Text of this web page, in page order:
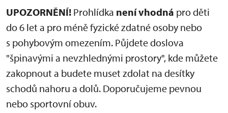
UPOZORNĚNÍ! Prohlídka není vhodná pro děti
do 6 let a pro méně fyzické zdatné osoby nebo
s pohybovým omezením. Půjdete doslova
"špinavými a nevzhlednými prostory", kde můžete
zakopnout a budete muset zdolat na desítky
schodů nahoru a dolů. Doporučujeme pevnou
nebo sportovní obuv.